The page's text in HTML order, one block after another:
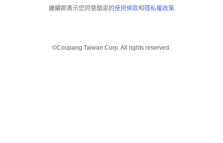
繼續即表示您同意酷澎的使用條款和 隱私權政策
©Coupang Taiwan Corp. All rights reserved.